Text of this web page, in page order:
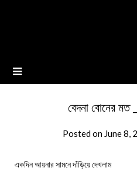
বেদনা বোনের মত
Posted on June 8,
একদিন আয়নার সামনে দাঁড়িয়ে দেখলাম